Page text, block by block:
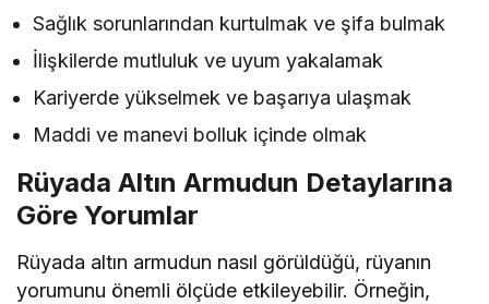
Sağlık sorunlarından kurtulmak ve şifa bulmak
İlişkilerde mutluluk ve uyum yakalamak
Kariyerde yükselmek ve başarıya ulaşmak
Maddi ve manevi bolluk içinde olmak
Rüyada Altın Armudun Detaylarına
Göre Yorumlar
Rüyada altın armudun nasıl görüldüğü, rüyanın
yorumunu önemli ölçüde etkileyebilir. Örneğin,